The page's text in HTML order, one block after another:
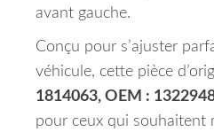
avant gauche.
Conçu pour s’ajuster
véhicule, cette pièce
1814063, OEM :
pour ceux qui souhaitent